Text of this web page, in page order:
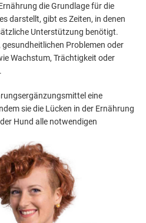
die Grundlage für die
darstellt, gibt es Zeiten, in denen
Unterstützung benötigt.
Problemen oder
Wachstum, Trächtigkeit oder
eine
sie die Lücken in der Ernährung
Hund alle notwendigen